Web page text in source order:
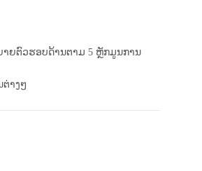
ຍຕົວຮອບດ້ານຕາມ 5 ຫຼັກມູນການ
າງໆ